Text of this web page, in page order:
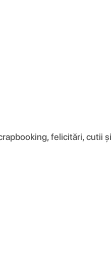
felicitări, cutii